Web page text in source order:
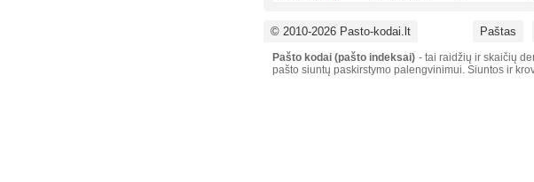
© 2010-2026 Pasto-kodai.lt Paštas
Pašto kodai (pašto indeksai) - tai raidžių ir skaičių
pašto siuntų paskirstymo palengvinimui. Siuntos ir